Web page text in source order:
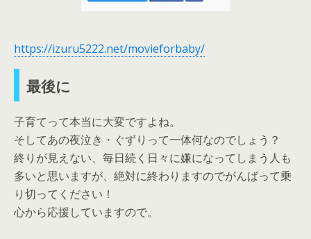
https://izuru5222.net/movieforbaby/
最後に
子育てって本当に大変ですよね。
そしてあの夜泣き・ぐずりって一体何なのでしょう？
終りが見えない、毎日続く日々に嫌になってしまう人も
多いと思いますが、絶対に終わりますのでがんばって乗
り切ってください！
心から応援していますので。